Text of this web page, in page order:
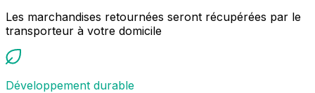
Les marchandises retournées seront récupérées par le
transporteur à votre domicile
Développement durable